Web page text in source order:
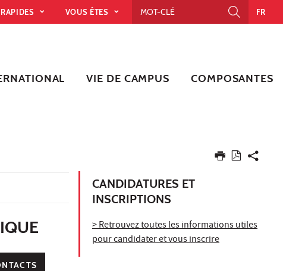
VOUS ÊTES FR
VIE DE CAMPUS COMPOSANTES
CANDIDATURES ET
INSCRIPTIONS
> Retrouvez toutes les informations utiles
pour candidater et vous inscrire